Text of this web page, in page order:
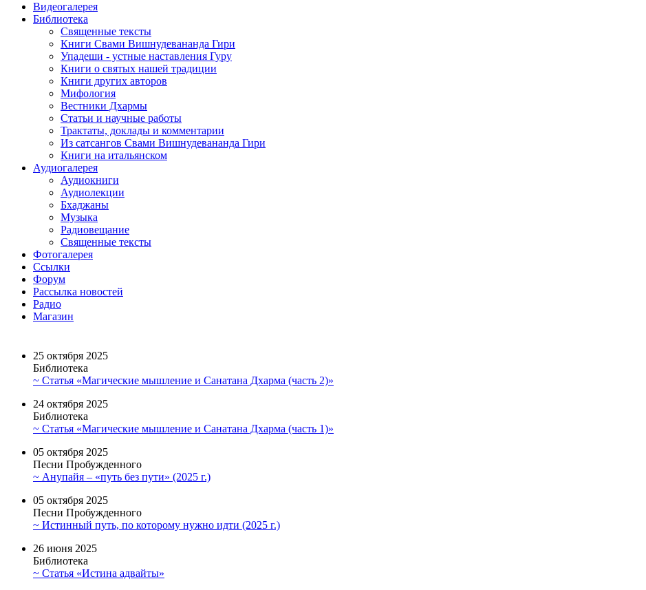
Видеогалерея
Библиотека
Священные тексты
Книги Свами Вишнудевананда Гири
Упадеши - устные наставления Гуру
Книги о святых нашей традиции
Книги других авторов
Мифология
Вестники Дхармы
Статьи и научные работы
Трактаты, доклады и комментарии
Из сатсангов Свами Вишнудевананда Гири
Книги на итальянском
Аудиогалерея
Аудиокниги
Аудиолекции
Бхаджаны
Музыка
Радиовещание
Священные тексты
Фотогалерея
Ссылки
Форум
Рассылка новостей
Радио
Магазин
25 октября 2025
Библиотека
~ Статья «Магические мышление и Санатана Дхарма (часть 2)»
24 октября 2025
Библиотека
~ Статья «Магические мышление и Санатана Дхарма (часть 1)»
05 октября 2025
Песни Пробужденного
~ Анупайя – «путь без пути» (2025 г.)
05 октября 2025
Песни Пробужденного
~ Истинный путь, по которому нужно идти (2025 г.)
26 июня 2025
Библиотека
~ Статья «Истина адвайты»